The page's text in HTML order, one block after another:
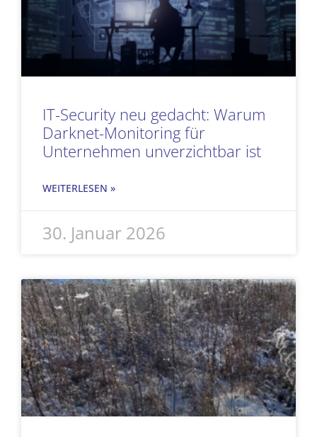
IT-Security neu gedacht: Warum
Darknet-Monitoring für
Unternehmen unverzichtbar ist
WEITERLESEN »
30. Januar 2026